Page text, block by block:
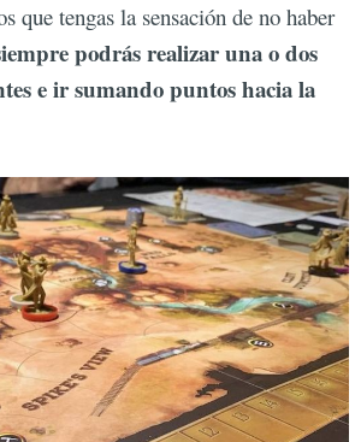
que tengas la sensación de no haber
podrás realizar una o dos
e ir sumando puntos hacia la